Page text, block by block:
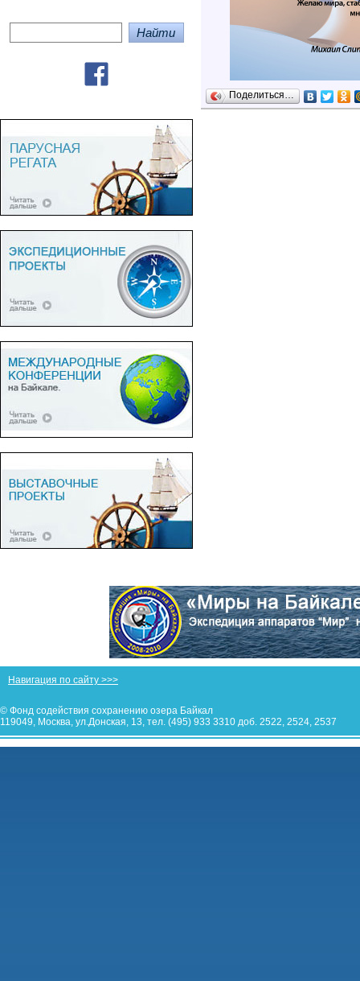
Поделиться…
Навигация по сайту >>>
© Фонд содействия сохранению озера Байкал
119049, Москва, ул.Донская, 13, тел. (495) 933 3310 доб. 2522, 2524, 2537